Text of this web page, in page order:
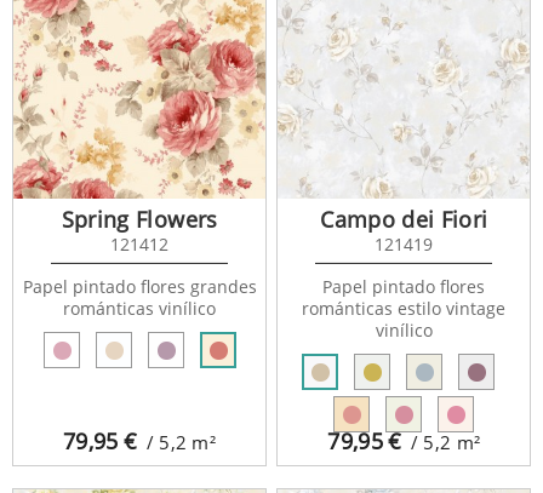
79,95 € / 5,2 m²
Spring Flowers
121412
Papel pintado flores grandes
románticas vinílico
79,95€ / 5,2 m²
Campo dei Fiori
121419
Papel pintado flores
románticas estilo vintage
vinílico